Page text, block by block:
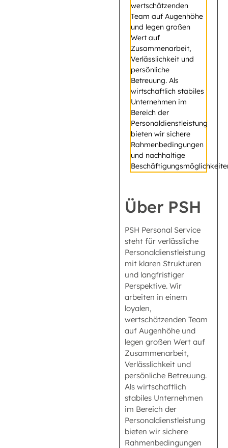
wertschätzenden
Team auf Augenhöhe
und legen großen
Wert auf
Zusammenarbeit,
Verlässlichkeit und
persönliche
Betreuung. Als
wirtschaftlich stabiles
Unternehmen im
Bereich der
Personaldienstleistung
bieten wir sichere
Rahmenbedingungen
und nachhaltige
Über PSH
PSH Personal Service
steht für verlässliche
Personaldienstleistung
mit klaren Strukturen
und langfristiger
Perspektive. Wir
arbeiten in einem
loyalen,
wertschätzenden Team
auf Augenhöhe und
legen großen Wert auf
Zusammenarbeit,
Verlässlichkeit und
persönliche Betreuung.
Als wirtschaftlich
stabiles Unternehmen
im Bereich der
Personaldienstleistung
bieten wir sichere
Rahmenbedingungen